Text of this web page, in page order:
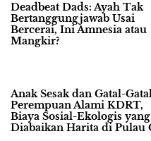
Deadbeat Dads: Ayah Tak
Bertanggungjawab Usai
Bercerai, Ini Amnesia atau
Mangkir?
Anak Sesak dan Gatal-
Perempuan Alami KDRT,
Biaya Sosial-Ekologis yang
Diabaikan Harita di Pulau